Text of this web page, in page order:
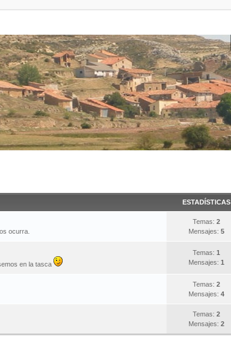
ESTADÍSTICAS
ocurra.
Temas: 2
Mensajes: 5
en la tasca
Temas: 1
Mensajes: 1
Temas: 2
Mensajes: 4
Temas: 2
Mensajes: 2